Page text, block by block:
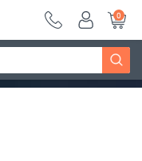
Дізнатись більше
0